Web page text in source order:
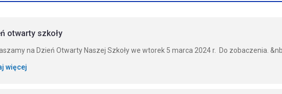
otwarty szkoły
na Dzień Otwarty Naszej Szkoły we wtorek 5 marca 2024 r. Do zobaczenia.
więcej